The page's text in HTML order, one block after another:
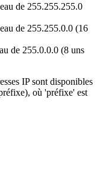
de 255.255.255.0
de 255.255.0.0 (16
de 255.0.0.0 (8 uns
IP sont disponibles
où 'préfixe' est